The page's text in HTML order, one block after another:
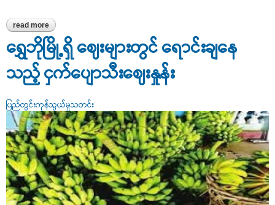
read more about ဈေးအနည်းငယ်ကျသည့်မန်ကျီးသီးစိမ်းနှင့် ပဲလင်းမြွေသီး
ဈေးနှုန်းအခြေအနေ
ရွှေဘိုမြို့ရှိ ဈေးများတွင် ရောင်းချနေ
သည့် ငှက်ပျောသီးဈေးနှုန်း
ပြည်တွင်းကုန်သွယ်မှုသတင်း